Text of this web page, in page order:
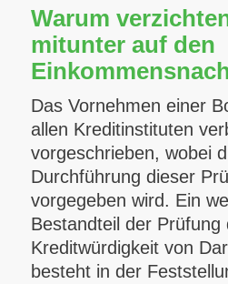
Warum
mitunter auf den
Das Vornehmen einer
allen Kreditinstituten
vorgeschrieben, wobei
Durchführung dieser
vorgegeben wird. Ein
Bestandteil der Prüfung
Kreditwürdigkeit von
besteht in der